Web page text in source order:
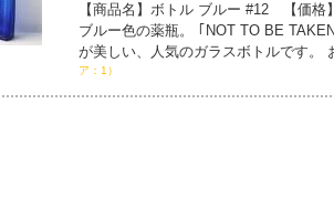
【商品名】ボトル ブルー #12 【価
ブルー色の薬瓶。 ｢NOT TO BE
が美しい、人気のガラスボトルです。
ア：1）